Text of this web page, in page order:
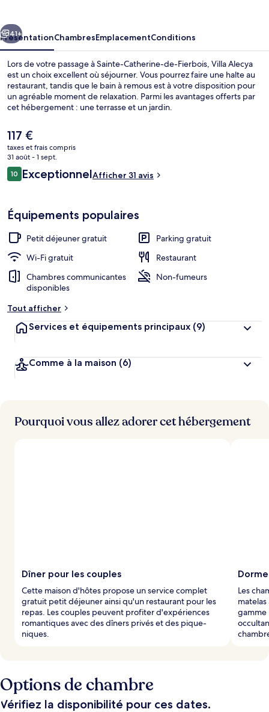
Suivant
41+
PrésentationChambresEmplacementConditions
Lors de votre passage à Sainte-Catherine-de-Fierbois, Villa Alecya
est un choix excellent où séjourner. Vous pourrez faire une halte au
restaurant, tandis que le bain à remous est à votre disposition pour
un agréable moment de relaxation. Parmi les avantages offerts par
cet hébergement : une terrasse et un jardin.
Le
prix
actuel
est
de
117 €
taxes et frais compris
31 août - 1 sept.
Avis
voyageurs
1010 sur 10
ExceptionnelAfficher 31 avis
Équipements populaires
Petit déjeuner gratuit
Parking gratuit
Wi-Fi gratuit
Restaurant
Chambres communicantes
disponibles
Non-fumeurs
Tout afficher
Services et équipements principaux (9)
Comme à la maison (6)
Pourquoi vous allez adorer cet hébergement
Dîner pour les couples
Cette maison d'hôtes propose un service complet
gratuit petit déjeuner ainsi qu'un restaurant pour les
repas. Les couples peuvent profiter d'expériences
romantiques avec des dîners privés et des pique-
niques.
Les
gamme
Options de chambre
Vérifiez la disponibilité pour ces dates.